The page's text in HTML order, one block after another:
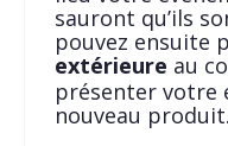
sauront qu’ils
pouvez ensuite
extérieure au
présenter votre
nouveau produit.